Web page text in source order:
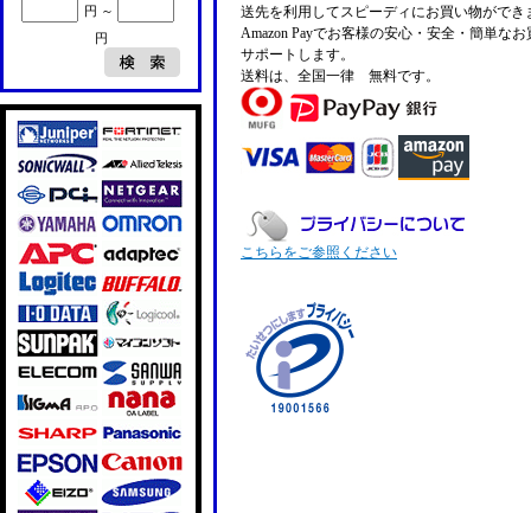
送先を利用してスピーディにお買い物ができ
Amazon Payでお客様の安心・安全・簡単な
サポートします。
送料は、全国一律 無料です。
こちらをご参照ください
円 ～
円